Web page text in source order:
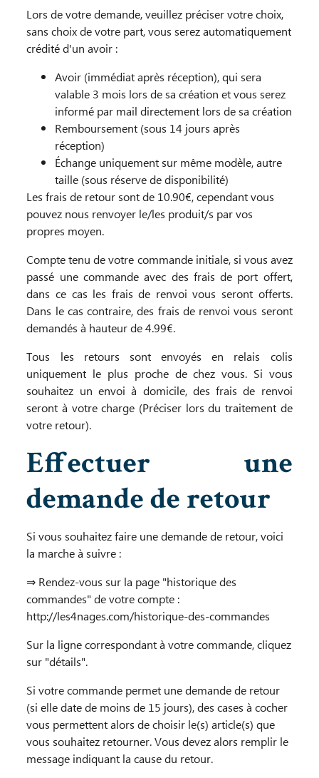
Lors de votre demande, veuillez préciser votre choix,
sans choix de votre part, vous serez automatiquement
crédité d'un avoir :
Avoir (immédiat après réception), qui sera
valable 3 mois lors de sa création et vous serez
informé par mail directement lors de sa création
Remboursement (sous 14 jours après
réception)
Échange uniquement sur même modèle, autre
taille (sous réserve de disponibilité)
Les frais de retour sont de 10.90€, cependant vous
pouvez nous renvoyer le/les produit/s par vos
propres moyen.
Compte tenu de votre commande initiale, si vous avez
passé une commande avec des frais de port offert,
dans ce cas les frais de renvoi vous seront offerts.
Dans le cas contraire, des frais de renvoi vous seront
demandés à hauteur de 4.99€.
Tous les retours sont envoyés en relais colis
uniquement le plus proche de chez vous. Si vous
souhaitez un envoi à domicile, des frais de renvoi
seront à votre charge (Préciser lors du traitement de
votre retour).
Effectuer une
demande de retour
Si vous souhaitez faire une demande de retour, voici
la marche à suivre :
⇒ Rendez-vous sur la page "historique des
commandes" de votre compte :
http://les4nages.com/historique-des-commandes
Sur la ligne correspondant à votre commande, cliquez
sur "détails".
Si votre commande permet une demande de retour
(si elle date de moins de 15 jours), des cases à cocher
vous permettent alors de choisir le(s) article(s) que
vous souhaitez retourner. Vous devez alors remplir le
message indiquant la cause du retour.